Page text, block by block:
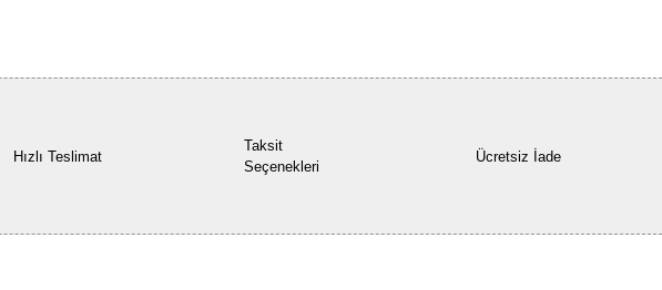
Hızlı Teslimat
Taksit
Seçenekleri
Ücretsiz İade